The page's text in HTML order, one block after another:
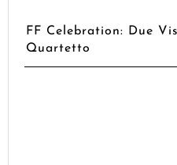
FF Celebration: Due
Quartetto